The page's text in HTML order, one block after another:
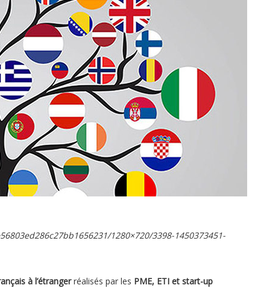
1280×720/3398-1450373451-
à l’étrangerréalisés par les PME, ETI et start-up